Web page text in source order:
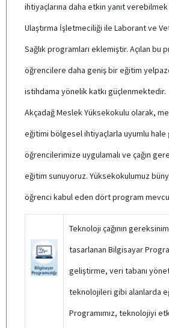
KURUMSAL
PERSONEL
TOPLUMSAL KATKI
ihtiyaçlarına daha etkin yanıt verebilmek
Ulaştırma İşletmeciliği ile Laborant ve
Sağlık programları eklemiştir. Açılan
öğrencilere daha geniş bir eğitim
istihdama yönelik katkı güçlenmektedir.
Akçadağ Meslek Yüksekokulu olarak,
eğitimi bölgesel ihtiyaçlarla uyumlu hale
öğrencilerimize uygulamalı ve çağın
eğitim sunuyoruz. Yüksekokulumuz
öğrenci kabul eden dört program
Teknoloji çağının
tasarlanan Bilgisayar
geliştirme, veri tabanı
teknolojileri gibi alanlarda
Programımız, teknolojiyi